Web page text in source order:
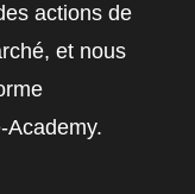
actions de
et nous
Academy.